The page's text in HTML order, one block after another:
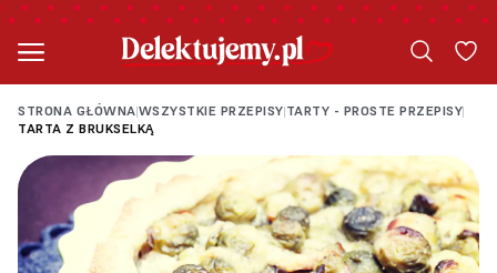
STRONA GŁÓWNA|WSZYSTKIE PRZEPISY|TARTY - PROSTE PRZEPISY|
TARTA Z BRUKSELKĄ